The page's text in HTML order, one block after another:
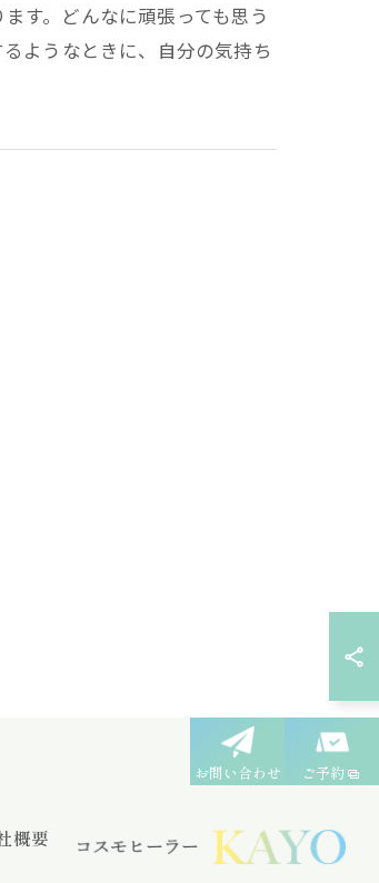
す。どんなに頑張っても思う
ようなときに、自分の気持ち
お問い合わせ ご予約
概要